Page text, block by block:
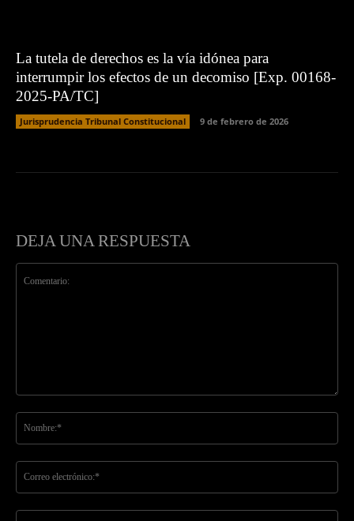
La tutela de derechos es la vía idónea para
interrumpir los efectos de un decomiso [Exp. 00168-
2025-PA/TC]
Jurisprudencia Tribunal Constitucional 9 de febrero de 2026
DEJA UNA RESPUESTA